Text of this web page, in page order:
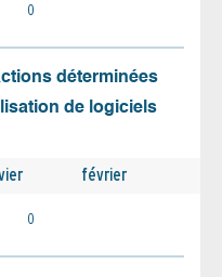
0
déterminées
de logiciels
février
0